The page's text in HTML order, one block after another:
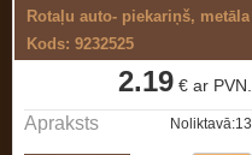
Rotaļu auto- piekariņš, metāla
Kods: 9232525
2.19 € ar PVN.
Apraksts Noliktavā:13